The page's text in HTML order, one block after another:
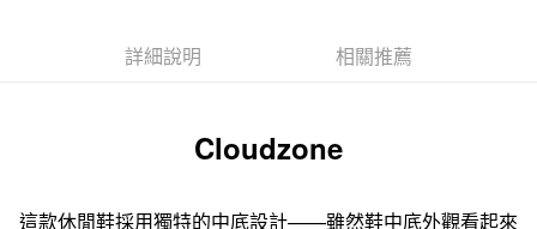
詳細說明 相關推薦
Cloudzone
這款休閒鞋採用獨特的中底設計——雖然鞋中底外觀看起來